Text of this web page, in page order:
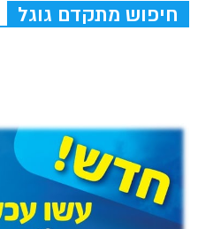
חיפוש מתקדם גוגל